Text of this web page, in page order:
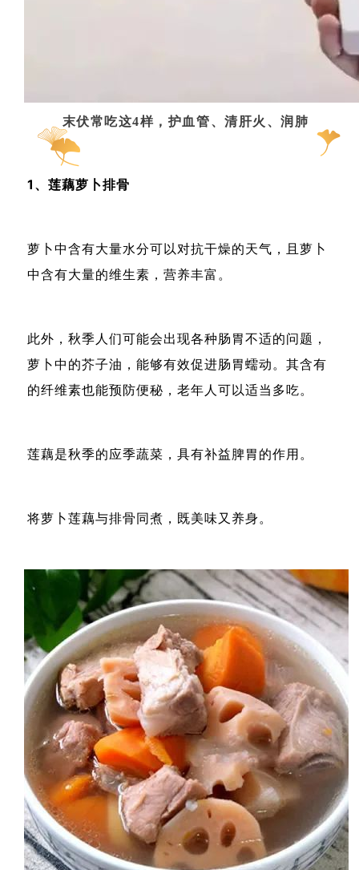
末伏常吃这4样，护血管、清肝火、润肺
1、莲藕萝卜排骨
萝卜中含有大量水分可以对抗干燥的天气，且萝卜
中含有大量的维生素，营养丰富。
此外，秋季人们可能会出现各种肠胃不适的问题，
萝卜中的芥子油，能够有效促进肠胃蠕动。其含有
的纤维素也能预防便秘，老年人可以适当多吃。
莲藕是秋季的应季蔬菜，具有补益脾胃的作用。
将萝卜莲藕与排骨同煮，既美味又养身。